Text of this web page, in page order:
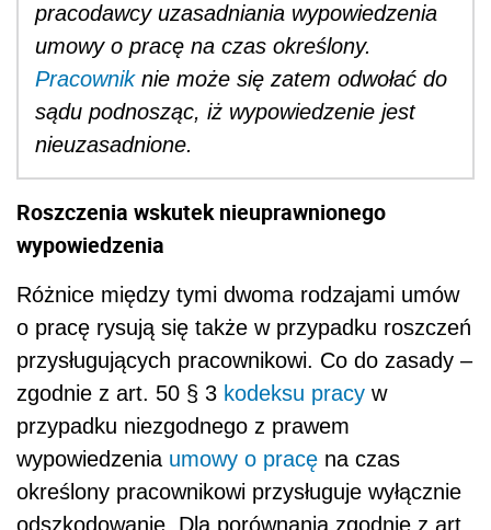
pracodawcy uzasadniania wypowiedzenia
umowy o pracę na czas określony.
Pracowniknie może się zatem odwołać do
sądu podnosząc, iż wypowiedzenie jest
nieuzasadnione.
Roszczenia wskutek nieuprawnionego
wypowiedzenia
Różnice między tymi dwoma rodzajami umów
o pracę rysują się także w przypadku roszczeń
przysługujących pracownikowi. Co do zasady –
zgodnie z art. 50 § 3 kodeksu pracy w
przypadku niezgodnego z prawem
wypowiedzenia umowy o pracę na czas
określony pracownikowi przysługuje wyłącznie
odszkodowanie. Dla porównania zgodnie z art.